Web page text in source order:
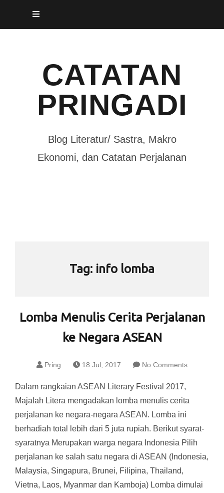
CATATAN
PRINGADI
Blog Literatur/ Sastra, Makro
Ekonomi, dan Catatan Perjalanan
Tag: info lomba
Lomba Menulis Cerita Perjalanan
ke Negara ASEAN
Pring 18 Jul, 2017 No Comments
Dalam rangkaian ASEAN Literary Festival 2017,
Majalah Litera mengadakan lomba menulis cerita
perjalanan ke negara-negara ASEAN. Lomba ini
berhadiah total lebih dari 5 juta rupiah. Berikut syarat-
syaratnya Merupakan warga negara Indonesia Pilih
perjalanan ke salah satu negara di ASEAN (Indonesia,
Malaysia, Singapura, Brunei, Filipina, Thailand,
Vietna, Laos, Myanmar dan Kamboja) Lomba dimulai